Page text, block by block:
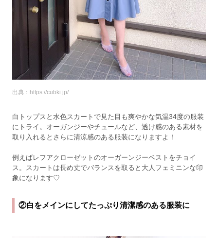
出典：https://cubki.jp/
白トップスと水色スカートで見た目も爽やかな気温34度の服装
にトライ。オーガンジーやチュールなど、透け感のある素材を
取り入れるとさらに清涼感のある服装になりますよ！
例えばレフアクローゼットのオーガーンジーベストをチョイ
ス。スカートは長め丈でバランスを取ると大人フェミニンな印
象になります♡
②白をメインにしてたっぷり清潔感のある服装に